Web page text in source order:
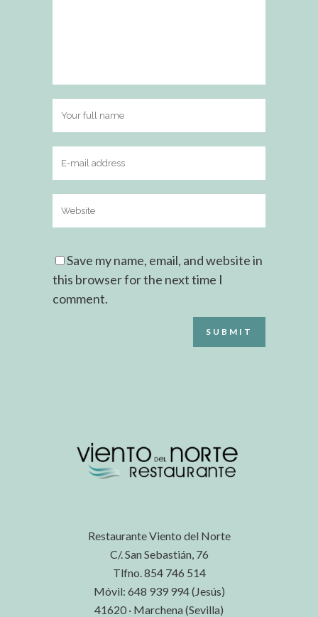
Save my name, email, and website in
this browser for the next time I
comment.
Restaurante Viento del Norte
C/. San Sebastián, 76
Tlfno. 854 746 514
Móvil: 648 939 994 (Jesús)
41620 · Marchena (Sevilla)